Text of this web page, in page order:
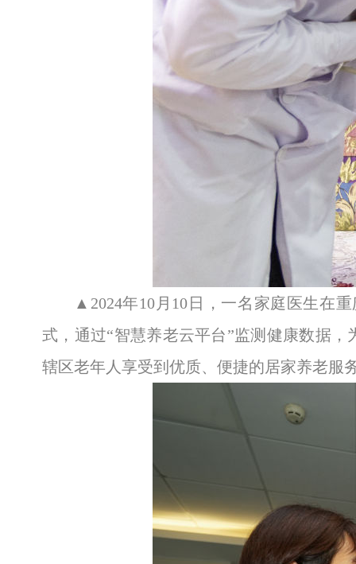
▲2024年10月10日，一名家庭医生在
式，通过“智慧养老云平台”监测健康数据
辖区老年人享受到优质、便捷的居家养老服